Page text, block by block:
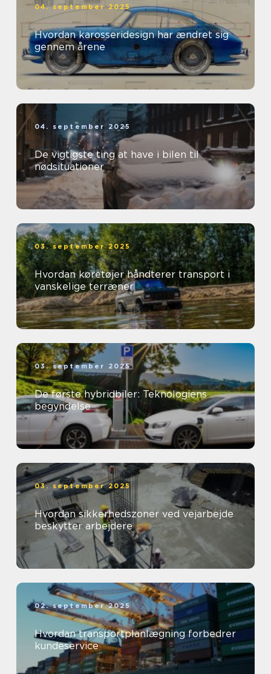
04. september 2025
Hvordan karosseridesign har ændret sig
gennem årene
04. september 2025
De vigtigste ting at have i bilen til
nødsituationer
03. september 2025
Hvordan køretøjer håndterer transport i
vanskelige terræner
03. september 2025
De første hybridbiler: Teknologiens
begyndelse
03. september 2025
Hvordan sikkerhedszoner ved vejarbejde
beskytter arbejdere
02. september 2025
Hvordan transportplanlægning forbedrer
kundeservice